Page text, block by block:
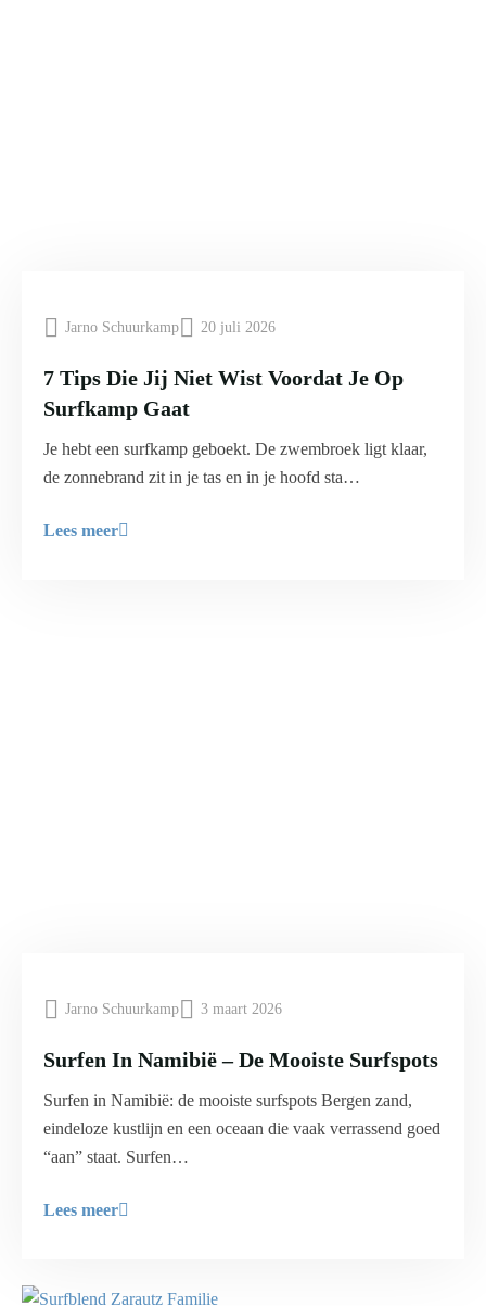
Jarno Schuurkamp 20 juli 2026
7 Tips Die Jij Niet Wist Voordat Je Op
Surfkamp Gaat
Je hebt een surfkamp geboekt. De zwembroek ligt klaar,
de zonnebrand zit in je tas en in je hoofd sta…
Lees meer
Jarno Schuurkamp 3 maart 2026
Surfen In Namibië – De Mooiste Surfspots
Surfen in Namibië: de mooiste surfspots Bergen zand,
eindeloze kustlijn en een oceaan die vaak verrassend goed
“aan” staat. Surfen…
Lees meer